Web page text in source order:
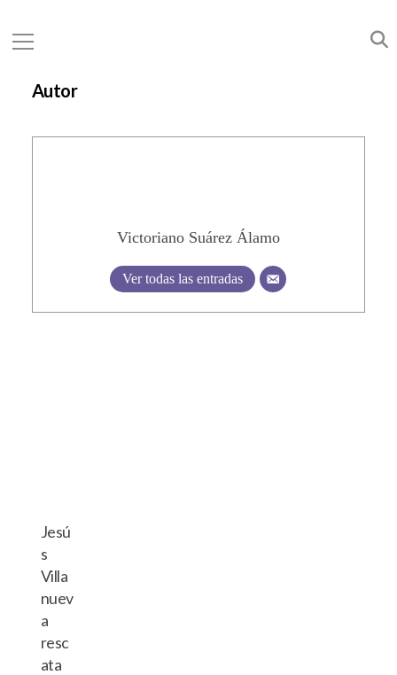
Autor
Victoriano Suárez Álamo
Ver todas las entradas
Jesú
s
Villa
nuev
a
resc
ata